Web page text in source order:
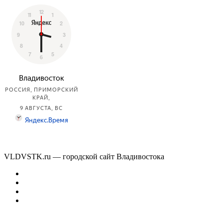
VLDVSTK.ru — городской сайт Владивостока